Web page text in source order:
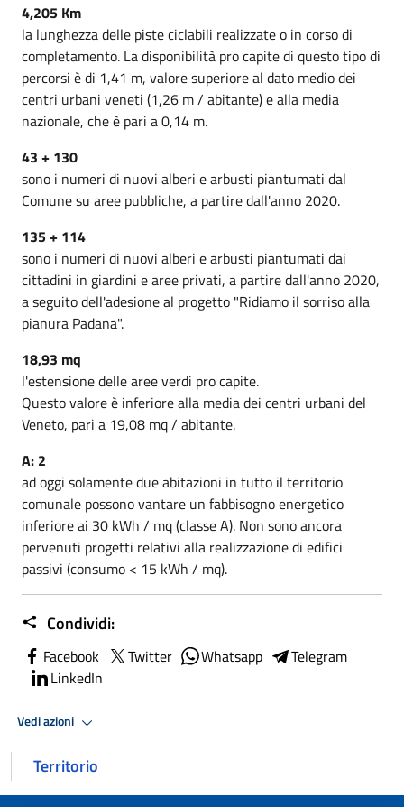
4,205 Km
la lunghezza delle piste ciclabili realizzate o in corso di
completamento. La disponibilità pro capite di questo tipo di
percorsi è di 1,41 m, valore superiore al dato medio dei
centri urbani veneti (1,26 m / abitante) e alla media
nazionale, che è pari a 0,14 m.
43 + 130
sono i numeri di nuovi alberi e arbusti piantumati dal
Comune su aree pubbliche, a partire dall'anno 2020.
135 + 114
sono i numeri di nuovi alberi e arbusti piantumati dai
cittadini in giardini e aree privati, a partire dall'anno 2020,
a seguito dell'adesione al progetto "Ridiamo il sorriso alla
pianura Padana".
18,93 mq
l'estensione delle aree verdi pro capite.
Questo valore è inferiore alla media dei centri urbani del
Veneto, pari a 19,08 mq / abitante.
A: 2
ad oggi solamente due abitazioni in tutto il territorio
comunale possono vantare un fabbisogno energetico
inferiore ai 30 kWh / mq (classe A). Non sono ancora
pervenuti progetti relativi alla realizzazione di edifici
passivi (consumo < 15 kWh / mq).
Condividi:
Facebook Twitter Whatsapp
Telegram
LinkedIn
Vedi azioni
Territorio